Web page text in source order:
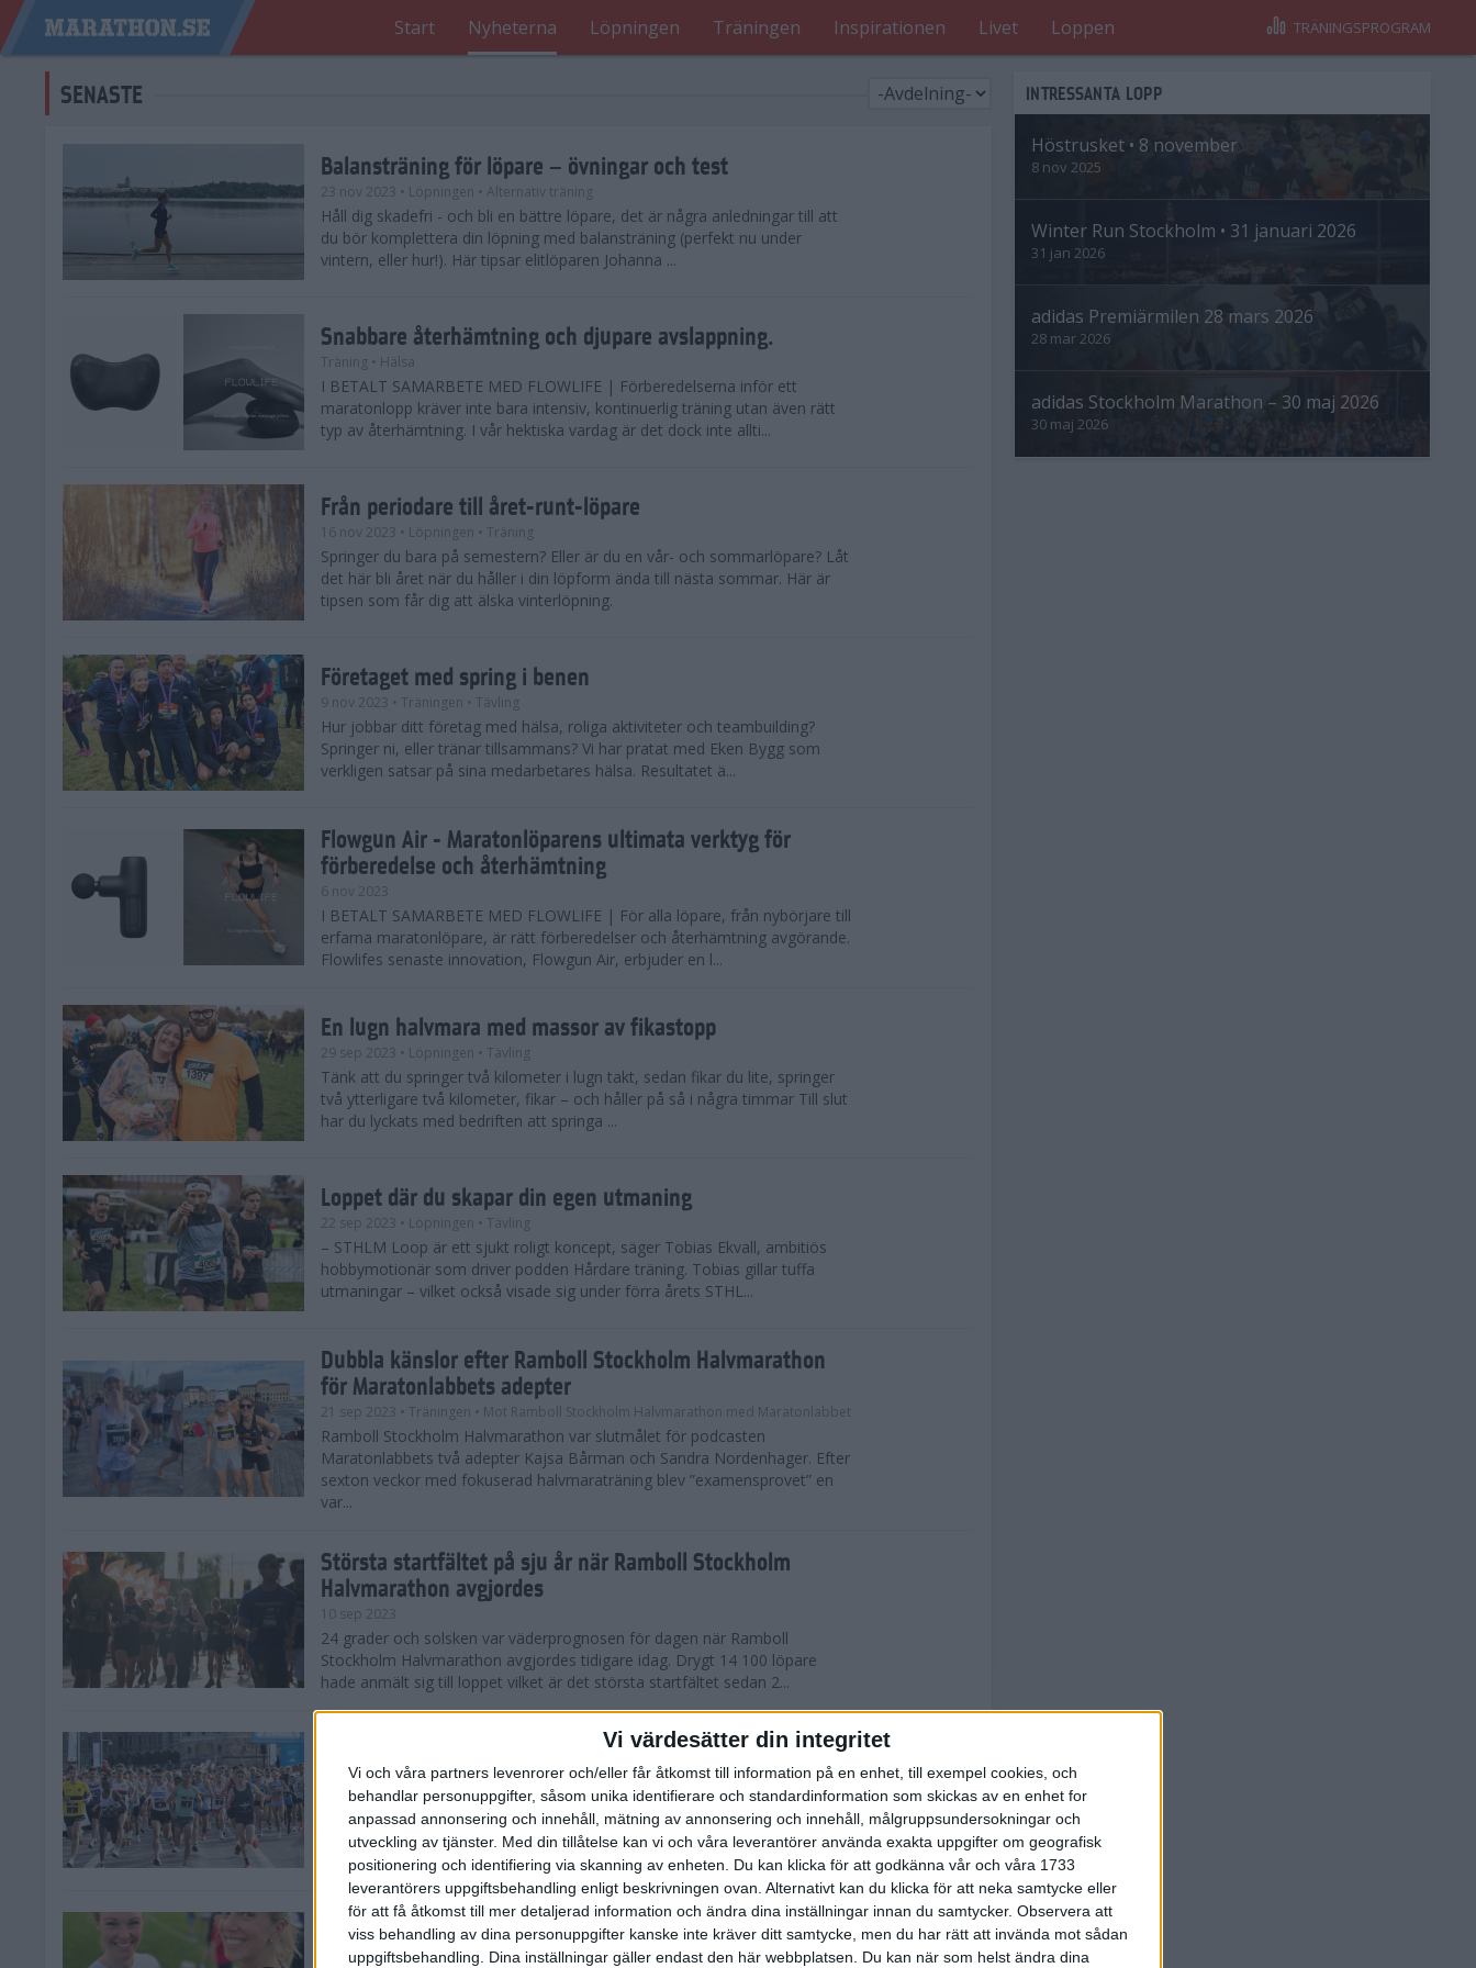
Vi värdesätter din integritet
Vi och våra partners levenrorer och/eller får åtkomst till information på en enhet, till exempel cookies, och
behandlar personuppgifter, såsom unika identifierare och standardinformation som skickas av en enhet for
anpassad annonsering och innehåll, mätning av annonsering och innehåll, målgruppsundersokningar och
utveckling av tjänster. Med din tillåtelse kan vi och våra leverantörer använda exakta uppgifter om geografisk
positionering och identifiering via skanning av enheten. Du kan klicka för att godkänna vår och våra 1733
leverantörers uppgiftsbehandling enligt beskrivningen ovan. Alternativt kan du klicka för att neka samtycke eller
för att få åtkomst till mer detaljerad information och ändra dina inställningar innan du samtycker. Observera att
viss behandling av dina personuppgifter kanske inte kräver ditt samtycke, men du har rätt att invända mot sådan
uppgiftsbehandling. Dina inställningar gäller endast den här webbplatsen. Du kan när som helst ändra dina
Start Nyheterna Löpningen Träningen Inspirationen Livet Loppen TRÄNINGSPROGRAM
SENASTE
Balansträning för löpare – övningar och test
23 nov 2023 • Löpningen • Alternativ träning
Håll dig skadefri - och bli en bättre löpare, det är några anledningar till att
du bör komplettera din löpning med balansträning (perfekt nu under
vintern, eller hur!). Här tipsar elitlöparen Johanna ...
Snabbare återhämtning och djupare avslappning.
Träning • Hälsa
I BETALT SAMARBETE MED FLOWLIFE | Förberedelserna inför ett
maratonlopp kräver inte bara intensiv, kontinuerlig träning utan även rätt
typ av återhämtning. I vår hektiska vardag är det dock inte allti...
Från periodare till året-runt-löpare
16 nov 2023 • Löpningen • Träning
Springer du bara på semestern? Eller är du en vår- och sommarlöpare? Låt
det här bli året när du håller i din löpform ända till nästa sommar. Här är
tipsen som får dig att älska vinterlöpning.
Företaget med spring i benen
9 nov 2023 • Träningen • Tävling
Hur jobbar ditt företag med hälsa, roliga aktiviteter och teambuilding?
Springer ni, eller tränar tillsammans? Vi har pratat med Eken Bygg som
verkligen satsar på sina medarbetares hälsa. Resultatet ä...
Flowgun Air - Maratonlöparens ultimata verktyg för
förberedelse och återhämtning
6 nov 2023
I BETALT SAMARBETE MED FLOWLIFE | För alla löpare, från nybörjare till
erfarna maratonlöpare, är rätt förberedelser och återhämtning avgörande.
Flowlifes senaste innovation, Flowgun Air, erbjuder en l...
En lugn halvmara med massor av fikastopp
29 sep 2023 • Löpningen • Tävling
Tänk att du springer två kilometer i lugn takt, sedan fikar du lite, springer
två ytterligare två kilometer, fikar – och håller på så i några timmar Till slut
har du lyckats med bedriften att springa ...
Loppet där du skapar din egen utmaning
22 sep 2023 • Löpningen • Tävling
– STHLM Loop är ett sjukt roligt koncept, säger Tobias Ekvall, ambitiös
hobbymotionär som driver podden Hårdare träning. Tobias gillar tuffa
utmaningar – vilket också visade sig under förra årets STHL...
Dubbla känslor efter Ramboll Stockholm Halvmarathon
för Maratonlabbets adepter
21 sep 2023 • Träningen • Mot Ramboll Stockholm Halvmarathon med Maratonlabbet
Ramboll Stockholm Halvmarathon var slutmålet för podcasten
Maratonlabbets två adepter Kajsa Bårman och Sandra Nordenhager. Efter
sexton veckor med fokuserad halvmaraträning blev ”examensprovet” en
var...
Största startfältet på sju år när Ramboll Stockholm
Halvmarathon avgjordes
10 sep 2023
24 grader och solsken var väderprognosen för dagen när Ramboll
Stockholm Halvmarathon avgjordes tidigare idag. Drygt 14 100 löpare
hade anmält sig till loppet vilket är det största startfältet sedan 2...
Nytt banrekord signerat Diego Estrada när Ramboll
Stockholm Halvmarathon avgjordes
10 sep 2023
Det var ett varmt Stockholm som välkomnade löparna i årets Ramboll
Stockholm Halvmarathon, men trots värmen så levererade eliten riktigt
fina tider. På herrsidan tog amerikanen Diego Estrada ledningen...
Kajsa och Sandra redo för Ramboll Stockholm
Halvmarathon
INTRESSANTA LOPP
Höstrusket • 8 november
8 nov 2025
Winter Run Stockholm • 31 januari 2026
31 jan 2026
adidas Premiärmilen 28 mars 2026
28 mar 2026
adidas Stockholm Marathon – 30 maj 2026
30 maj 2026